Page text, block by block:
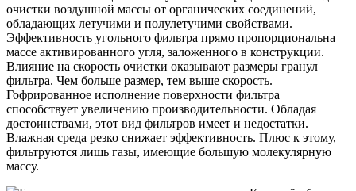
очистки воздушной массы от органических соединений,
обладающих летучими и полулетучими свойствами.
Эффективность угольного фильтра прямо пропорциональна
массе активированного угля, заложенного в конструкции.
Влияние на скорость очистки оказывают размеры гранул
фильтра. Чем больше размер, тем выше скорость.
Гофрированное исполнение поверхности фильтра
способствует увеличению производительности. Обладая
достоинствами, этот вид фильтров имеет и недостатки.
Влажная среда резко снижает эффективность. Плюс к этому,
фильтруются лишь газы, имеющие большую молекулярную
массу.